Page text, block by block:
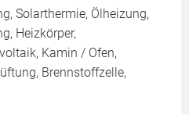
Solarthermie, Ölheizung,
Heizkörper,
Kamin / Ofen,
Brennstoffzelle,